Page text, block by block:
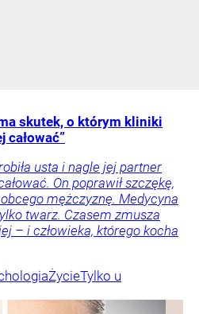
skutek, o którym kliniki
całować”
usta i nagle jej partner
On poprawił szczękę,
mężczyznę. Medycyna
twarz. Czasem zmusza
– i człowieka, którego kocha
ŻycieTylko u